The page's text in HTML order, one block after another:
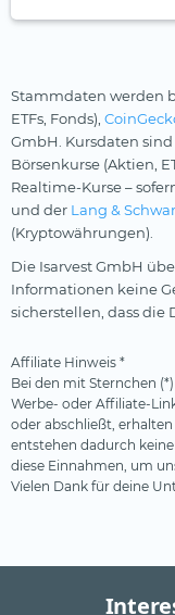
Stammdaten werden
ETFs, Fonds),
GmbH. Kursdaten
Börsenkurse (Aktien,
Realtime-Kurse –
und der Lang &
(Kryptowährungen).
Die Isarvest GmbH
Informationen keine
sicherstellen, dass die
Affiliate Hinweis *
Bei den mit Sternchen
Werbe- oder Affiliate-
oder abschließt,
entstehen dadurch
diese Einnahmen, um
Vielen Dank für deine